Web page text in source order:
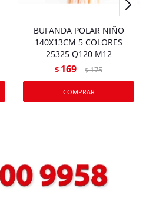
BUFANDA POLAR NIÑO
140X13CM 5 COLORES
25325 Q120 M12
$ 169 $ 175